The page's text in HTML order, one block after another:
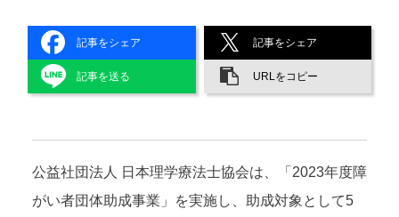
記事をシェア 記事をシェア
記事を送る URLをコピー
公益社団法人 日本理学療法士協会は、「2023年度障
がい者団体助成事業」を実施し、助成対象として5